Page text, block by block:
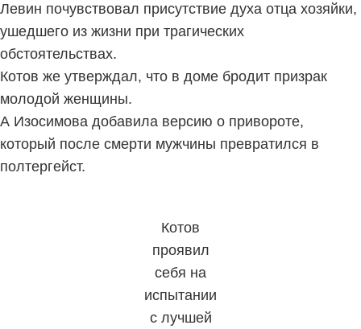
Левин почувствовал присутствие духа отца хозяйки,
ушедшего из жизни при трагических
обстоятельствах.
Котов же утверждал, что в доме бродит призрак
молодой женщины.
А Изосимова добавила версию о привороте,
который после смерти мужчины превратился в
полтергейст.
Котов
проявил
себя на
испытании
с лучшей